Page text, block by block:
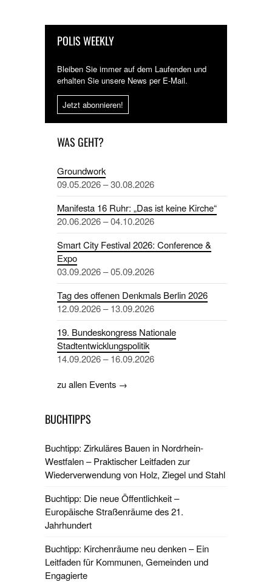
POLIS WEEKLY
Bleiben Sie immer auf dem Laufenden und
erhalten Sie unsere News per E-Mail.
Jetzt abonnieren!
WAS GEHT?
Groundwork
09.05.2026 – 30.08.2026
Manifesta 16 Ruhr: „Das ist keine Kirche“
20.06.2026 – 04.10.2026
Smart City Festival 2026: Conference &
Expo
03.09.2026 – 05.09.2026
Tag des offenen Denkmals Berlin 2026
12.09.2026 – 13.09.2026
19. Bundeskongress Nationale
Stadtentwicklungspolitik
14.09.2026 – 16.09.2026
zu allen Events →
BUCHTIPPS
Buchtipp: Zirkuläres Bauen in Nordrhein-
Westfalen – Praktischer Leitfaden zur
Wiederverwendung von Holz, Ziegel und Stahl
Buchtipp: Die neue Öffentlichkeit –
Europäische Straßenräume des 21.
Jahrhundert
Buchtipp: Kirchenräume neu denken – Ein
Leitfaden für Kommunen, Gemeinden und
Engagierte